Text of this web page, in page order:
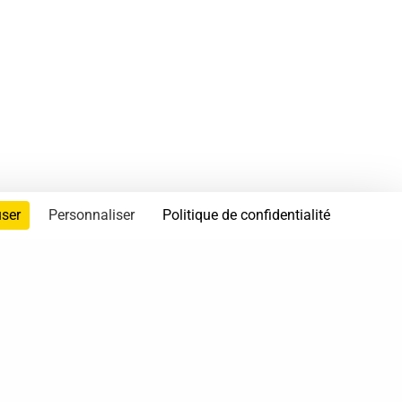
Personnaliser Politique de confidentialité